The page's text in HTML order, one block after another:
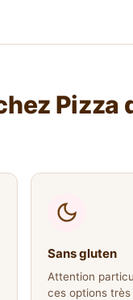
Pizza
Sans gluten
Attention
ces options